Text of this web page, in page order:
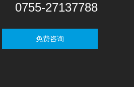
0755-27137788
免费咨询